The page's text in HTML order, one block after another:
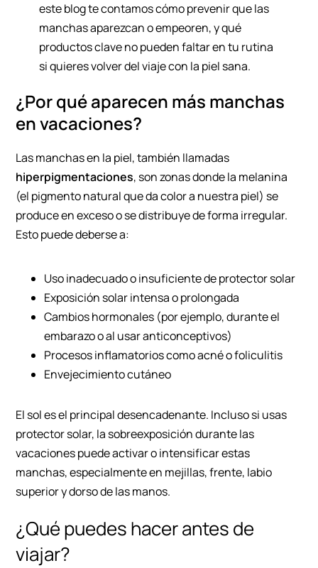
este blog te contamos cómo prevenir que las
manchas aparezcan o empeoren, y qué
productos clave no pueden faltar en tu rutina
si quieres volver del viaje con la piel sana.
¿Por qué aparecen más manchas
en vacaciones?
Las manchas en la piel, también llamadas
hiperpigmentaciones, son zonas donde la melanina
(el pigmento natural que da color a nuestra piel) se
produce en exceso o se distribuye de forma irregular.
Esto puede deberse a:
Uso inadecuado o insuficiente de protector solar
Exposición solar intensa o prolongada
Cambios hormonales (por ejemplo, durante el
embarazo o al usar anticonceptivos)
Procesos inflamatorios como acné o foliculitis
Envejecimiento cutáneo
El sol es el principal desencadenante. Incluso si usas
protector solar, la sobreexposición durante las
vacaciones puede activar o intensificar estas
manchas, especialmente en mejillas, frente, labio
superior y dorso de las manos.
¿Qué puedes hacer antes de
viajar?